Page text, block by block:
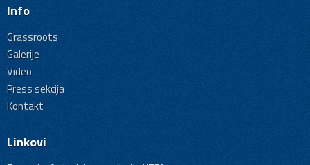
Info
Grassroots
Galerije
Video
Press sekcija
Kontakt
Linkovi